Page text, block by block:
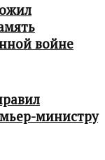
войне
министру